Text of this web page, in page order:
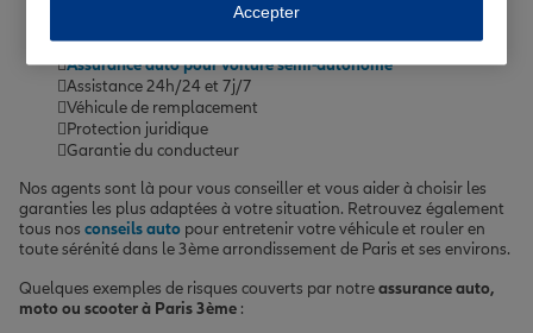
Assurance auto pour malussé ou résilié
Assurance auto pour véhicule électrique ou hybride
Assurance auto pour voiture semi-autonome
Assistance 24h/24 et 7j/7
Véhicule de remplacement
Protection juridique
Garantie du conducteur
Nos agents sont là pour vous conseiller et vous aider à choisir les
garanties les plus adaptées à votre situation. Retrouvez également
tous nos conseils auto pour entretenir votre véhicule et rouler en
toute sérénité dans le 3ème arrondissement de Paris et ses environs.
Quelques exemples de risques couverts par notreassurance auto,
moto ou scooter à Paris 3ème :
Accepter